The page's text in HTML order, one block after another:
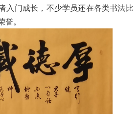
入门成长，不少学员还在各类书法比
。